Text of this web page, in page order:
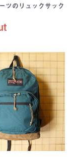
ツのリュックサック